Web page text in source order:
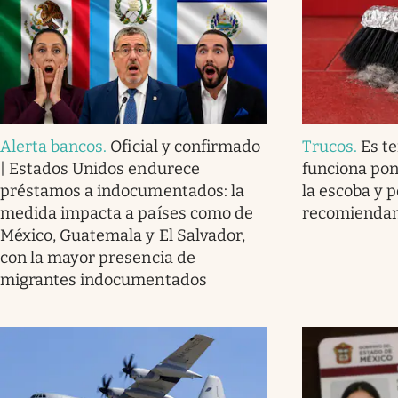
Alerta bancos. Oficial y confirmado
| Estados Unidos endurece
préstamos a indocumentados: la
medida impacta a países como de
México, Guatemala y El Salvador,
con la mayor presencia de
migrantes indocumentados
Trucos. Es
funciona
la escoba y